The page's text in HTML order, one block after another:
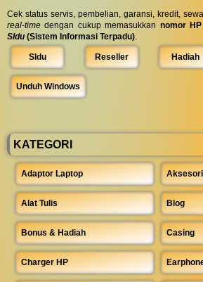
Cek status servis, pembelian, garansi, kredit,
real-time dengan cukup memasukkan nomor HP
SIdu (Sistem Informasi Terpadu).
SIdu Reseller Hadiah
Unduh Windows
KATEGORI
Adaptor Laptop
Alat Tulis Blog
Bonus & Hadiah Casing
Charger HP